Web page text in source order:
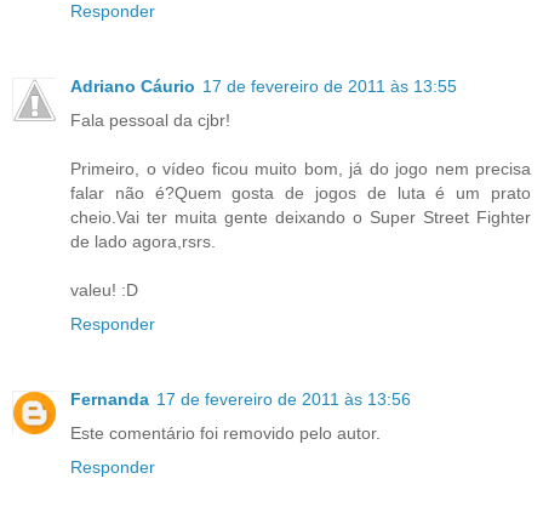
Responder
Adriano Cáurio 17 de fevereiro de 2011 às 13:55
Fala pessoal da cjbr!
Primeiro, o vídeo ficou muito bom, já do jogo nem precisa
falar não é?Quem gosta de jogos de luta é um prato
cheio.Vai ter muita gente deixando o Super Street Fighter
de lado agora,rsrs.
valeu! :D
Responder
Fernanda 17 de fevereiro de 2011 às 13:56
Este comentário foi removido pelo autor.
Responder